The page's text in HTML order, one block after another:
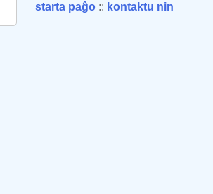
starta paĝo :: kontaktu nin